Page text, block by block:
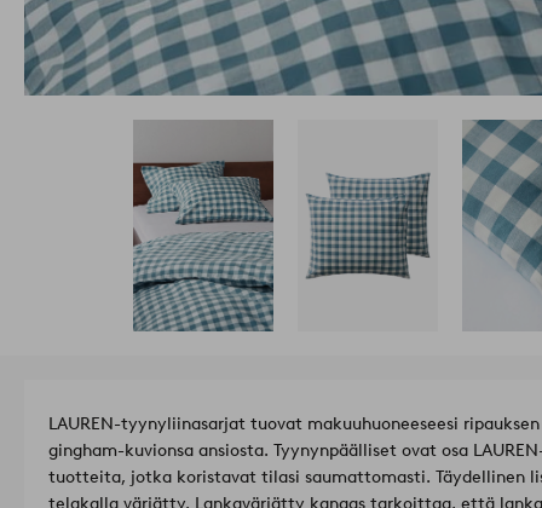
LAUREN-tyynyliinasarjat tuovat makuuhuoneeseesi
gingham-kuvionsa ansiosta. Tyynynpäälliset ovat osa
tuotteita, jotka koristavat tilasi saumattomasti. Täydellinen
telakalla värjätty. Lankavärjätty kangas tarkoittaa, että